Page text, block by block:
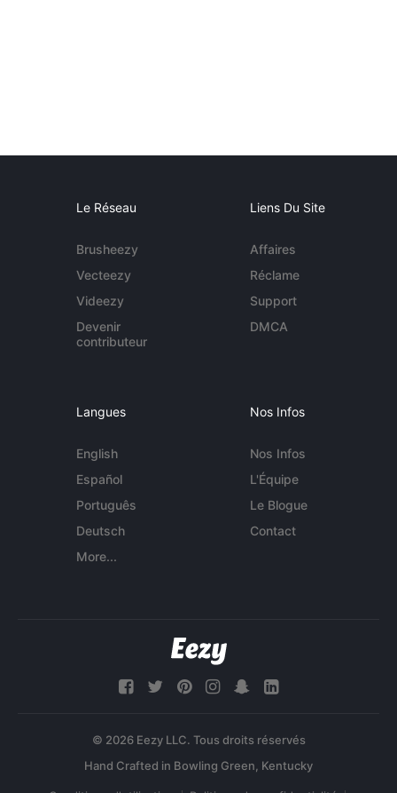
Le Réseau
Brusheezy
Vecteezy
Videezy
Devenir
contributeur
Liens Du Site
Affaires
Réclame
Support
DMCA
Langues
English
Español
Português
Deutsch
More...
Nos Infos
Nos Infos
L'Équipe
Le Blogue
Contact
© 2026 Eezy LLC. Tous droits réservés